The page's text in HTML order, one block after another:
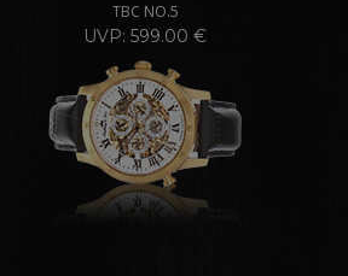
TBC NO.5
UVP: 599.00 €